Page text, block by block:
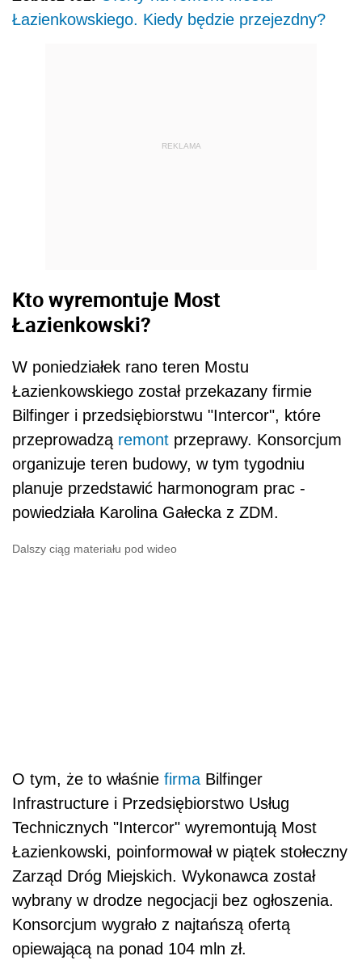
Łazienkowskiego. Kiedy będzie przejezdny?
REKLAMA
Kto wyremontuje Most
Łazienkowski?
W poniedziałek rano teren Mostu
Łazienkowskiego został przekazany firmie
Bilfinger i przedsiębiorstwu "Intercor", które
przeprowadzą remont przeprawy. Konsorcjum
organizuje teren budowy, w tym tygodniu
planuje przedstawić harmonogram prac -
powiedziała Karolina Gałecka z ZDM.
Dalszy ciąg materiału pod wideo
O tym, że to właśnie firma Bilfinger
Infrastructure i Przedsiębiorstwo Usług
Technicznych "Intercor" wyremontują Most
Łazienkowski, poinformował w piątek stołeczny
Zarząd Dróg Miejskich. Wykonawca został
wybrany w drodze negocjacji bez ogłoszenia.
Konsorcjum wygrało z najtańszą ofertą
opiewającą na ponad 104 mln zł.